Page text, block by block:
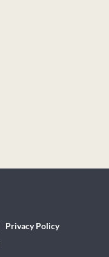
Privacy Policy